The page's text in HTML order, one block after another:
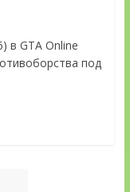
в GTA Online
под